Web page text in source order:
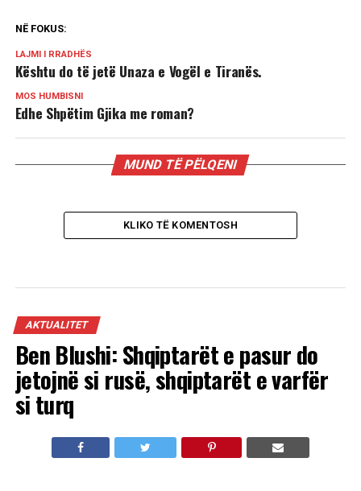
NË FOKUS:
LAJMI I RRADHËS
Kështu do të jetë Unaza e Vogël e Tiranës.
MOS HUMBISNI
Edhe Shpëtim Gjika me roman?
MUND TË PËLQENI
KLIKO TË KOMENTOSH
AKTUALITET
Ben Blushi: Shqiptarët e pasur do
jetojnë si rusë, shqiptarët e varfër
si turq